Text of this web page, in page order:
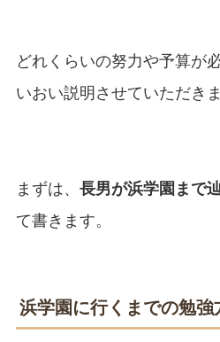
どれくらいの努力や予算が
いおい説明させていただきま
まずは、 長男が浜学園まで
て書きます。
浜学園に行くまでの勉強